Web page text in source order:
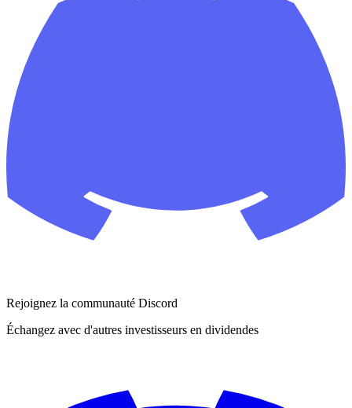
Rejoignez la communauté Discord
Échangez avec d'autres investisseurs en dividendes